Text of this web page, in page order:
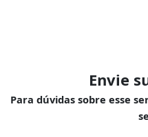
Envie
Para dúvidas sobre esse